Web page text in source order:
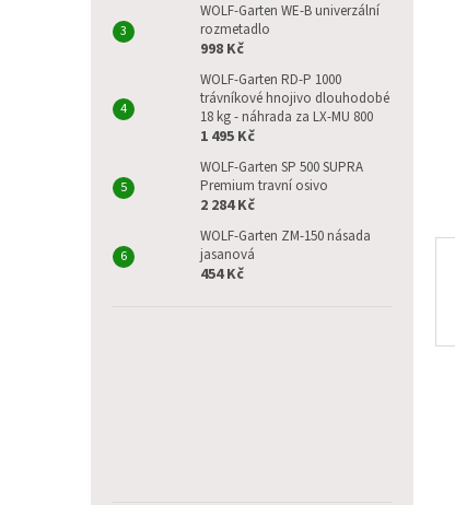
WOLF-Garten WE-B univerzální
rozmetadlo
998 Kč
WOLF-Garten RD-P 1000
trávníkové hnojivo dlouhodobé
18 kg - náhrada za LX-MU 800
1 495 Kč
WOLF-Garten SP 500 SUPRA
Premium travní osivo
2 284 Kč
WOLF-Garten ZM-150 násada
jasanová
454 Kč